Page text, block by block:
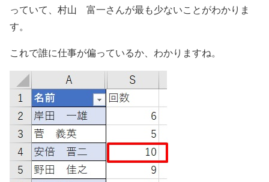
っていて、村山 富一さんが最も少ないことがわかりま
す。
これで誰に仕事が偏っているか、わかりますね。